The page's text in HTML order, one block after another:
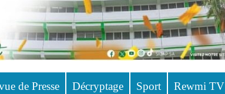
de Presse Décryptage Sport Rewmi TV